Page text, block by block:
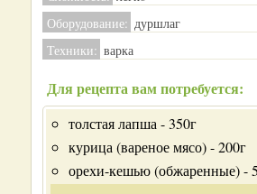
Оборудование: дуршлаг
Техники: варка
Для рецепта вам потребуется:
толстая лапша - 350г
курица (вареное мясо) - 200г
орехи-кешью (обжаренные) -